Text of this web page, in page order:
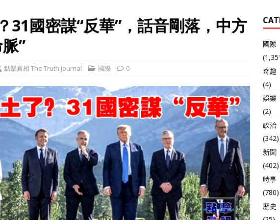
31國密謀“反華”，話音剛落，中方
”
點擊真相 The Truth Journal 國際 0
國際
奇趣
(4)
娛樂
(2)
政治
(342)
新聞
(402)
時事
(780)
歷史